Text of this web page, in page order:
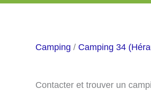
Camping / Camping 34
Contacter et trouver un